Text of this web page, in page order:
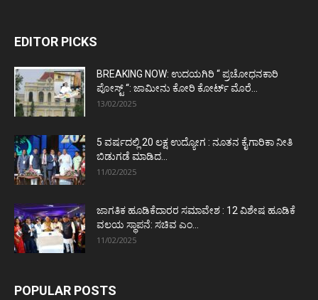
EDITOR PICKS
BREAKING NOW: ಉದಯಗಿರಿ “ ಪ್ರಚೋಧನಕಾರಿ
ಪೋಸ್ಟ್‌ “: ಜಾಮೀನು ಕೋರಿ ಕೋರ್ಟ್‌ ಮೊರೆ...
13/02/2025
5 ವರ್ಷದಲ್ಲಿ 20 ಲಕ್ಷ ಉದ್ಯೋಗ : ನೂತನ ಕೈಗಾರಿಕಾ ನೀತಿ
ಬಿಡುಗಡೆ ಮಾಡಿದ...
11/02/2025
ಜಾಗತಿಕ ಹೂಡಿಕೆದಾರರ ಸಮಾವೇಶ : 12 ವಿಶೇಷ ಹೂಡಿಕೆ
ವಲಯ ಸ್ಥಾಪನೆ: ಸಚಿವ ಎಂ...
11/02/2025
POPULAR POSTS